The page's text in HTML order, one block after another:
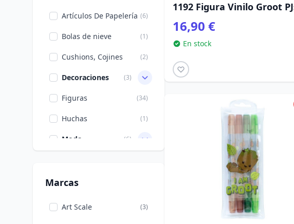
Artículos De Papelería (6)
Bolas de nieve (1)
Cushions, Cojines (2)
Decoraciones (3)
Figuras (34)
Huchas (1)
Moda (6)
Tazas
Marcas
Art Scale (3)
1192 Figura Vinilo Groot
(bailando) 9 cm
16,90 €
En stock